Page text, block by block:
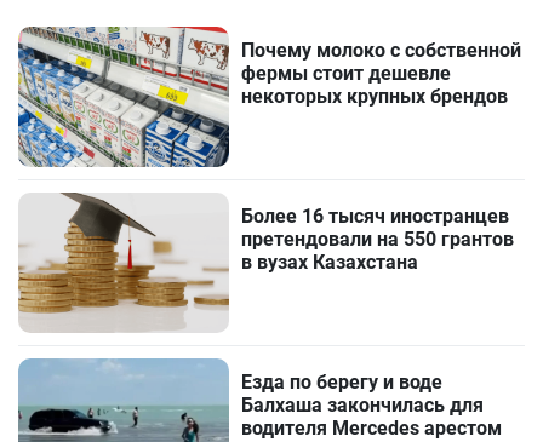
Почему молоко с собственной
фермы стоит дешевле
некоторых крупных брендов
Более 16 тысяч иностранцев
претендовали на 550 грантов
в вузах Казахстана
Езда по берегу и воде
Балхаша закончилась для
водителя Mercedes арестом